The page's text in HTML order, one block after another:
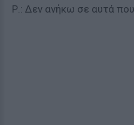
Ρ.: Δεν ανήκω σε αυτά που